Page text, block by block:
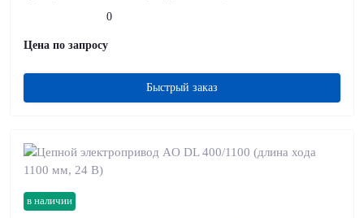
0
Цена по запросу
Быстрый заказ
в наличии